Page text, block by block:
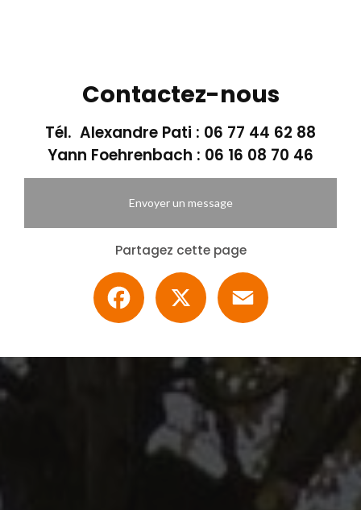
Contactez-nous
Tél. Alexandre Pati : 06 77 44 62 88
Yann Foehrenbach : 06 16 08 70 46
Envoyer un message
Partagez cette page
Facebook